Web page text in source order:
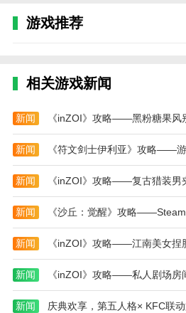
3、互动式叙事：语音日记
碎片化线索等待玩家拼凑。
1、进入游戏后点击屏幕开始
2、点击屏幕后玩家可以选
3、进入章节后会有一段初
跳过。
4、正式开始后玩家需要点
集到的道具会在右侧道具栏里显
5、利用不同的线索解开场
谜题后就可以通关前往下一章。
本站为您提供最后的机会的
记住本站网址，本站是您下载安
站！
游戏推荐
相关游戏新闻
新闻 《inZOI》攻略——黑粉糖果风
新闻 《符文剑士伊利亚》攻略——
新闻 《inZOI》攻略——复古猎装男
新闻 《沙丘：觉醒》攻略
新闻 《inZOI》攻略——江南美女捏
新闻 《inZOI》攻略——私人剧场房
新闻 庆典欢享，第五人格× KFC联